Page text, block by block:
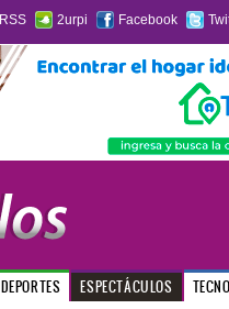
RSS 2urpi Facebook
DEPORTES ESPECTÁCULOS